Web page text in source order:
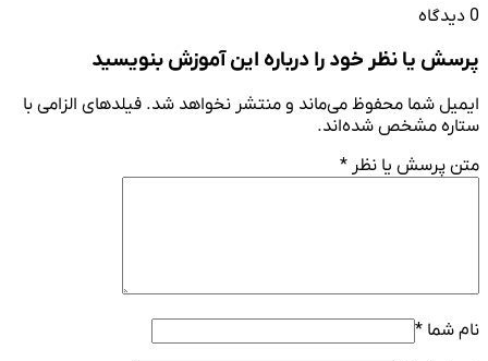
پرسش یا نظر خود را درباره این آموزش بنویسید
ایمیل شما محفوظ می‌ماند و منتشر نخواهد شد. فیلدهای الزامی با
ستاره مشخص شده‌اند.
متن پرسش یا نظر*
نام شما*